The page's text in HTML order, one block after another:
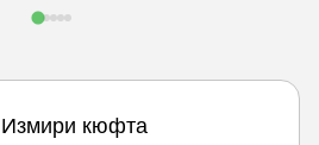
Измири кюфта